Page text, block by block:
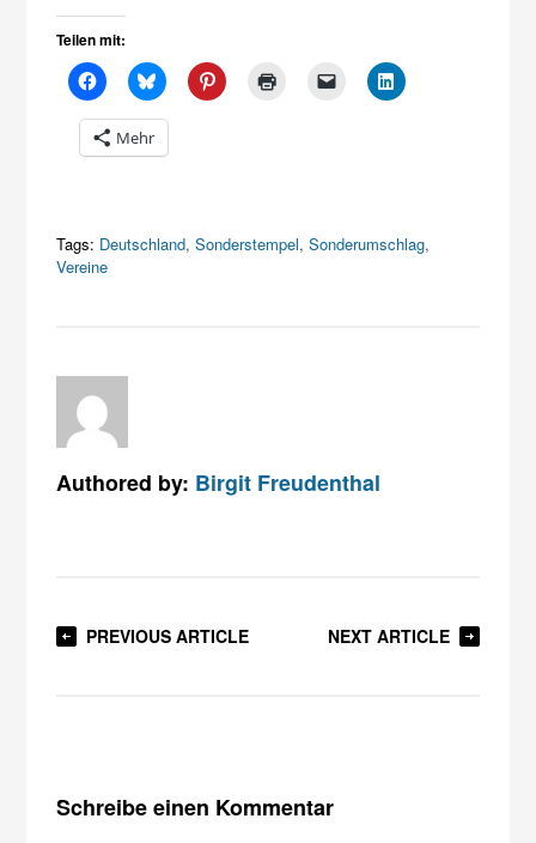
Teilen mit:
Mehr
Tags: Deutschland,Sonderstempel,Sonderumschlag,
Vereine
Authored by: Birgit Freudenthal
PREVIOUS ARTICLE NEXT ARTICLE
Schreibe einen Kommentar